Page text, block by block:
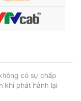
có sự chấp
khi phát hành lại